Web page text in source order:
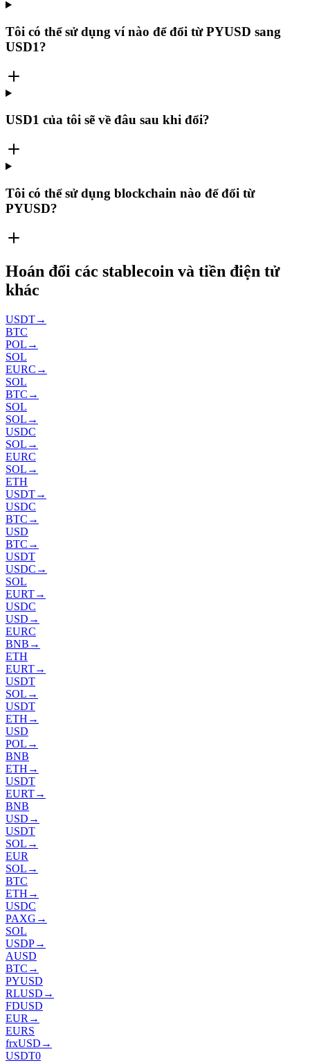
Tôi có thể sử dụng ví nào để đổi từ PYUSD sang
USD1?
USD1 của tôi sẽ về đâu sau khi đổi?
Tôi có thể sử dụng blockchain nào để đổi từ
PYUSD?
Hoán đổi các stablecoin và tiền điện tử
khác
USDT→
BTC
POL →
SOL
EURC →
SOL
BTC →
SOL
SOL →
USDC
SOL →
EURC
SOL →
ETH
USDT→
USDC
BTC →
USD
BTC →
USDT
USDC →
SOL
EURT→
USDC
USD →
EURC
BNB →
ETH
EURT→
USDT
SOL →
USDT
ETH →
USD
POL →
BNB
ETH →
USDT
EURT→
BNB
USD →
USDT
SOL →
EUR
SOL →
BTC
ETH →
USDC
PAXG →
SOL
USDP→
AUSD
BTC →
PYUSD
RLUSD →
FDUSD
EUR →
EURS
frxUSD →
USDT0